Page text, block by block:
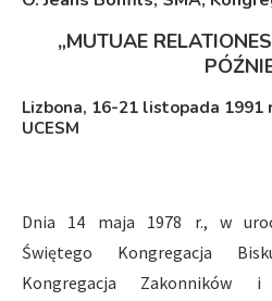
„MUTUAE
Lizbona, 16-21 listopada 1991
UCESM
Dnia 14 maja 1978 r., w
Świętego Kongregacja
Kongregacja Zakonników